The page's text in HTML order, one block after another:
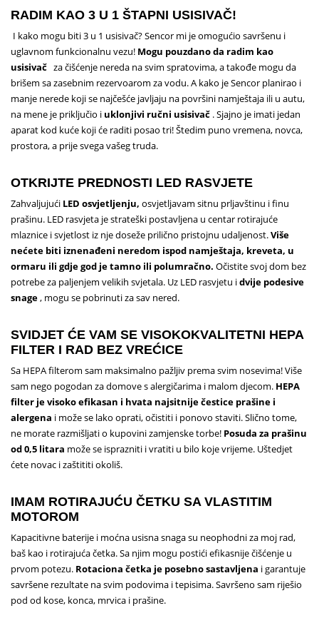
RADIM KAO 3 U 1 ŠTAPNI USISIVAČ!
I kako mogu biti 3 u 1 usisivač?Sencor mi je omogućio savršenu i
uglavnom funkcionalnu vezu! Mogu pouzdano da radim kao
usisivač za čišćenje nereda na svim spratovima, a takođe mogu da
brišem sa zasebnim rezervoarom za vodu.A kako je Sencor planirao i
manje nerede koji se najčešće javljaju na površini namještaja ili u autu,
na mene je priključio i uklonjivi ručni usisivač .Sjajno je imati jedan
aparat kod kuće koji će raditi posao tri!Štedim puno vremena, novca,
prostora, a prije svega vašeg truda.
OTKRIJTE PREDNOSTI LED RASVJETE
Zahvaljujući LED osvjetljenju, osvjetljavam sitnu prljavštinu i finu
prašinu. LED rasvjeta je strateški postavljena u centar rotirajuće
mlaznice i svjetlost iz nje doseže prilično pristojnu udaljenost.Više
nećete biti iznenađeni neredom ispod namještaja, kreveta, u
ormaru ili gdje god je tamno ili polumračno. Očistite svoj dom bez
potrebe za paljenjem velikih svjetala. Uz LED rasvjetu idvije podesive
snage, mogu se pobrinuti za sav nered.
SVIDJET ĆE VAM SE VISOKOKVALITETNI HEPA
FILTER I RAD BEZ VREĆICE
Sa HEPA filterom sam maksimalno pažljiv prema svim nosevima!Više
sam nego pogodan za domove s alergičarima i malom djecom. HEPA
filter je visoko efikasan i hvata najsitnije čestice prašine i
alergena i može se lako oprati, očistiti i ponovo staviti.Slično tome,
ne morate razmišljati o kupovini zamjenske torbe! Posuda za prašinu
od 0,5 litara može se isprazniti i vratiti u bilo koje vrijeme. Uštedjet
ćete novac i zaštititi okoliš.
IMAM ROTIRAJUĆU ČETKU SA VLASTITIM
MOTOROM
Kapacitivne baterije i moćna usisna snaga su neophodni za moj rad,
baš kao i rotirajuća četka.Sa njim mogu postići efikasnije čišćenje u
prvom potezu. Rotaciona četka je posebno sastavljena i garantuje
savršene rezultate na svim podovima i tepisima.Savršeno sam riješio
pod od kose, konca, mrvica i prašine.